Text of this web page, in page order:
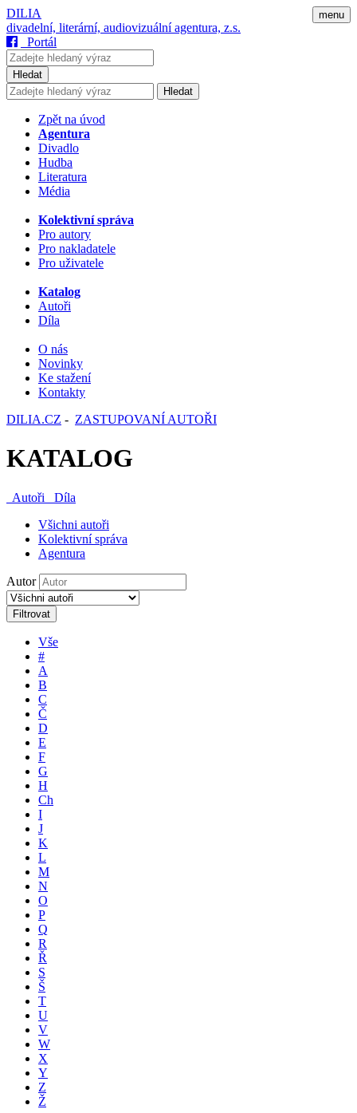
menu
DILIA
divadelní, literární, audiovizuální agentura, z.s.
Portál
Hledat
Hledat
Zpět na úvod
Agentura
Divadlo
Hudba
Literatura
Média
Kolektivní správa
Pro autory
Pro nakladatele
Pro uživatele
Katalog
Autoři
Díla
O nás
Novinky
Ke stažení
Kontakty
DILIA.CZ - ZASTUPOVANÍ AUTOŘI
KATALOG
Autoři
Díla
Všichni autoři
Kolektivní správa
Agentura
Autor
Filtrovat
Vše
#
A
B
C
Č
D
E
F
G
H
Ch
I
J
K
L
M
N
O
P
Q
R
Ř
S
Š
T
U
V
W
X
Y
Z
Ž